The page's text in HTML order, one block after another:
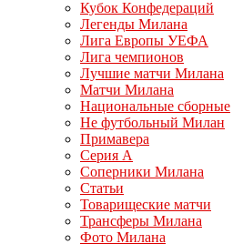
Кубок Конфедераций
Легенды Милана
Лига Европы УЕФА
Лига чемпионов
Лучшие матчи Милана
Матчи Милана
Национальные сборные
Не футбольный Милан
Примавера
Серия А
Соперники Милана
Статьи
Товарищеские матчи
Трансферы Милана
Фото Милана